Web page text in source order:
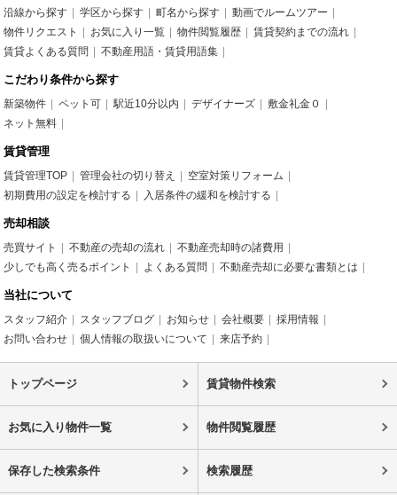
沿線から探す 学区から探す 町名から探す
動画でルームツアー
物件リクエスト
お気に入り一覧 物件閲覧履歴
賃貸契約までの流れ
賃貸よくある質問
不動産用語・賃貸用語集
こだわり条件から探す
新築物件 ペット可 駅近10分以内 デザイナーズ
敷金礼金０
ネット無料
賃貸管理
賃貸管理TOP 管理会社の切り替え
空室対策リフォーム
初期費用の設定を検討する
入居条件の緩和を検討する
売却相談
売買サイト 不動産の売却の流れ
不動産売却時の諸費用
少しでも高く売るポイント
よくある質問 不動産売却に必要な書類とは
当社について
スタッフ紹介 スタッフブログ お知らせ 会社概要
採用情報
お問い合わせ
個人情報の取扱いについて 来店予約
トップページ 賃貸物件検索
お気に入り物件一覧 物件閲覧履歴
保存した検索条件 検索履歴